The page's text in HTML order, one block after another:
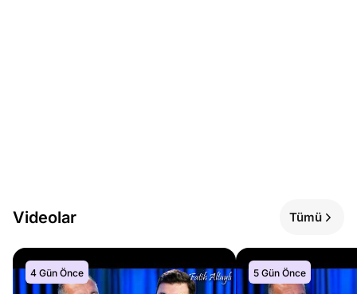
Videolar Tümü
4 Gün Önce 5 Gün Önce